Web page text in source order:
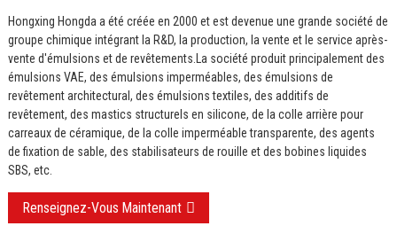
Hongxing Hongda a été créée en 2000 et est devenue une grande société de
groupe chimique intégrant la R&D, la production, la vente et le service après-
vente d'émulsions et de revêtements.
La société produit principalement des
émulsions VAE, des émulsions imperméables, des émulsions de
revêtement architectural, des émulsions textiles, des additifs de
revêtement, des mastics structurels en silicone, de la colle arrière pour
carreaux de céramique, de la colle imperméable transparente, des agents
de fixation de sable, des stabilisateurs de rouille et des bobines liquides
SBS, etc.
Renseignez-Vous Maintenant